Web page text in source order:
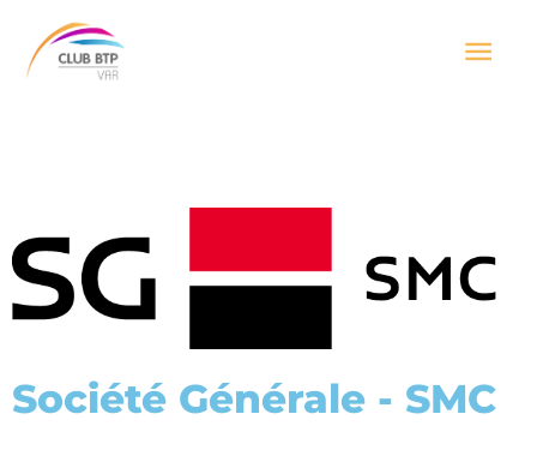
contenu
Société Générale - SMC